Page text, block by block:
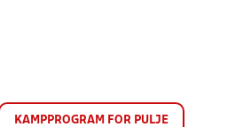
KAMPPROGRAM FOR PULJE